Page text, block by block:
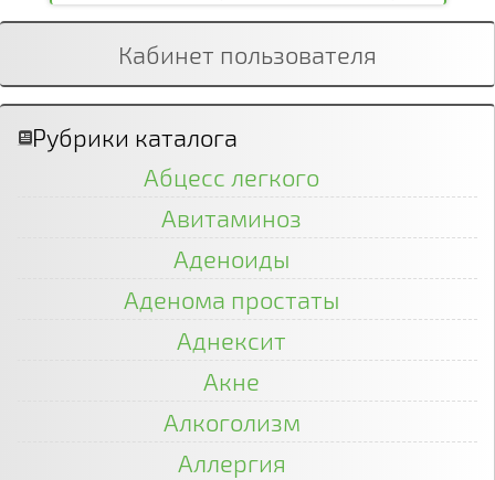
Кабинет пользователя
Рубрики каталога
Абцесс легкого
Авитаминоз
Аденоиды
Аденома простаты
Аднексит
Акне
Алкоголизм
Аллергия